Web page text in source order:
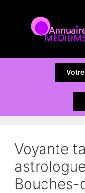
Voyante
Bouches-